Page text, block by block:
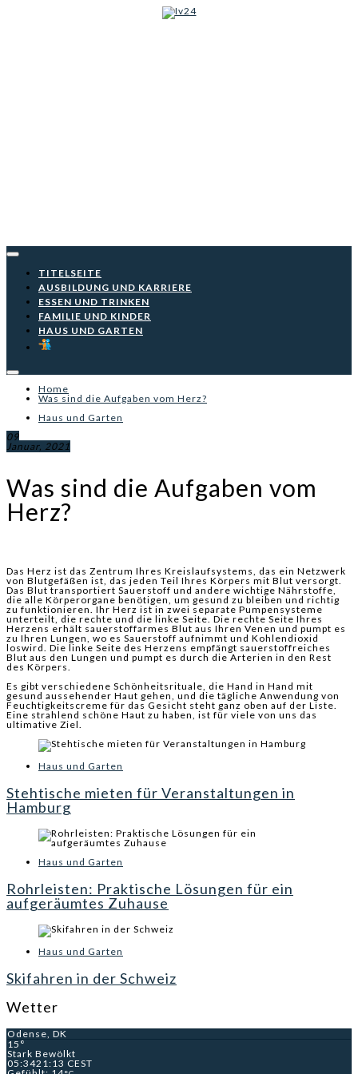
Iv24
TITELSEITE
AUSBILDUNG UND KARRIERE
ESSEN UND TRINKEN
FAMILIE UND KINDER
HAUS UND GARTEN
Home
Was sind die Aufgaben vom Herz?
Haus und Garten
09
Januar, 2021
Was sind die Aufgaben vom
Herz?
Das Herz ist das Zentrum Ihres Kreislaufsystems, das ein Netzwerk
von Blutgefäßen ist, das jeden Teil Ihres Körpers mit Blut versorgt.
Das Blut transportiert Sauerstoff und andere wichtige Nährstoffe,
die alle Körperorgane benötigen, um gesund zu bleiben und richtig
zu funktionieren. Ihr Herz ist in zwei separate Pumpensysteme
unterteilt, die rechte und die linke Seite. Die rechte Seite Ihres
Herzens erhält sauerstoffarmes Blut aus Ihren Venen und pumpt es
zu Ihren Lungen, wo es Sauerstoff aufnimmt und Kohlendioxid
loswird. Die linke Seite des Herzens empfängt sauerstoffreiches
Blut aus den Lungen und pumpt es durch die Arterien in den Rest
des Körpers.
Es gibt verschiedene Schönheitsrituale, die Hand in Hand mit
gesund aussehender Haut gehen, und die tägliche Anwendung von
Feuchtigkeitscreme für das Gesicht steht ganz oben auf der Liste.
Eine strahlend schöne Haut zu haben, ist für viele von uns das
ultimative Ziel.
Haus und Garten
Stehtische mieten für Veranstaltungen in
Hamburg
Haus und Garten
Rohrleisten: Praktische Lösungen für ein
aufgeräumtes Zuhause
Haus und Garten
Skifahren in der Schweiz
Wetter
Odense, DK
15°
Stark Bewölkt
05:3421:13 CEST